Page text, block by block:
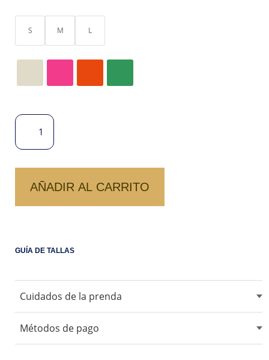
ERA:
S M L
BLUSA
CHANEL
AÑADIR AL CARRITO
GUÍA DE TALLAS
Cuidados de la prenda
No usar maquina secadora.
Métodos de pago